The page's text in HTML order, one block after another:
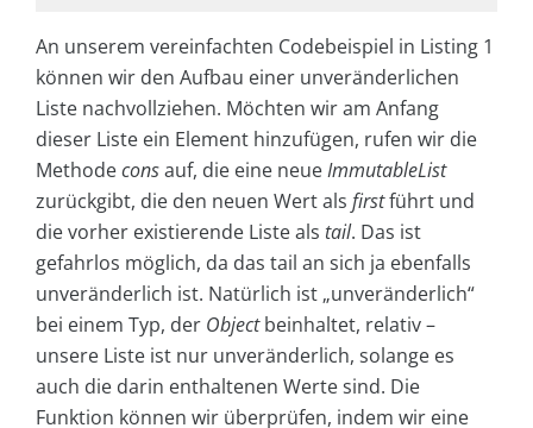
An unserem vereinfachten Codebeispiel in Listing 1
können wir den Aufbau einer unveränderlichen
Liste nachvollziehen. Möchten wir am Anfang
dieser Liste ein Element hinzufügen, rufen wir die
Methodeconsauf, die eine neueImmutableList
zurückgibt, die den neuen Wert als firstführt und
die vorher existierende Liste als tail. Das ist
gefahrlos möglich, da das tail an sich ja ebenfalls
unveränderlich ist. Natürlich ist „unveränderlich“
bei einem Typ, der Objectbeinhaltet, relativ –
unsere Liste ist nur unveränderlich, solange es
auch die darin enthaltenen Werte sind. Die
Funktion können wir überprüfen, indem wir eine